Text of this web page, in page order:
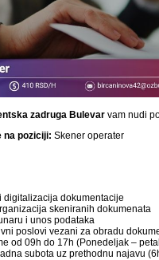
Pristupanje
Obrasci
Video oglasi
zadruga Bulevar vam nudi
na poziciji: Skener operater
digitalizacija dokumentacije
skeniranih dokumenata
i unos podataka
poslovi vezani za obradu
od 09h do 17h (Ponedeljak –
subota uz prethodnu najavu